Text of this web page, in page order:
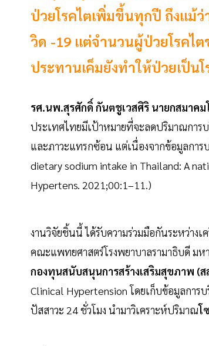
ป่วยโรคไตเพิ่มขึ้นทุกปี ถึงแม้ว่
วิด -19 แต่จำนวนผู้ป่วยโรคไ
ประทานเค็มยังทำให้ป่วยเป็น
รศ.นพ.สุรศักดิ์ กันตชูเวสศิริ นายกสมาค
ประเทศไทยมีเป้าหมายที่จะลดปริมาณการ
และภาวะแทรกซ้อน แต่เนื่องจากข้อมูลการ
dietary sodium intake in Thailand: A
Hypertens. 2021;00:1–11.)
งานวิจัยชิ้นนี้ ได้รับความร่วมมือกันระหว่างเ
คณะแพทยศาสตร์โรงพยาบาลรามาธิบดี ม
กองทุนสนับสนุนการสร้างเสริมสุขภาพ (ส
Clinical Hypertension โดยเก็บข้อมูลการ
ปัสสาวะ 24 ชั่วโมง นำมาวิเคราะห์ปริมาณโ